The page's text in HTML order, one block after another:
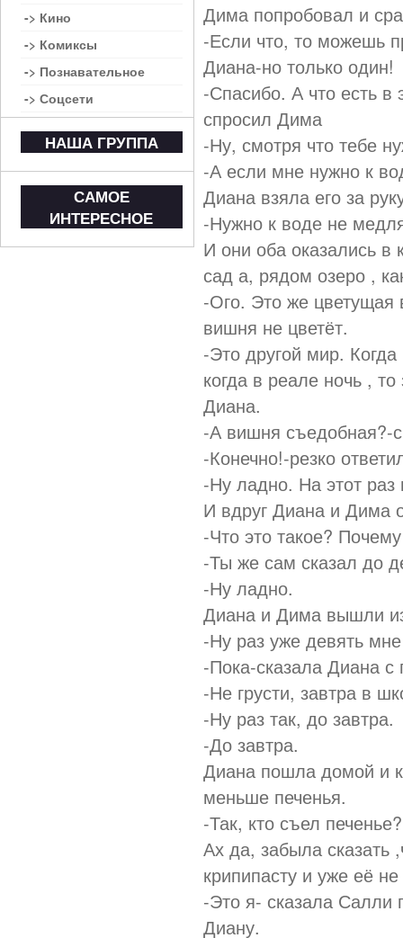
Дима попробовал и
-Если что, то можешь
Диана-но только один!
-Спасибо. А что есть
спросил Дима
-Ну, смотря что тебе
-А если мне нужно к
Диана взяла его за
-Нужно к воде не
И они оба оказались
сад а, рядом озеро ,
-Ого. Это же цветущая
вишня не цветёт.
-Это другой мир.
когда в реале ночь ,
Диана.
-А вишня съедобная?-
-Конечно!-резко
-Ну ладно. На этот
И вдруг Диана и Дима
-Что это такое?
-Ты же сам сказал до
-Ну ладно.
Диана и Дима вышли
-Ну раз уже девять
-Пока-сказала Диана с
-Не грусти, завтра в
-Ну раз так, до завтра.
-До завтра.
Диана пошла домой и
меньше печенья.
-Так, кто съел печенье?
Ах да, забыла
крипипасту и уже её
-Это я- сказала Салли
Диану.
-> Кино
-> Комиксы
-> Познавательное
-> Соцсети
НАША ГРУППА
САМОЕ
ИНТЕРЕСНОЕ